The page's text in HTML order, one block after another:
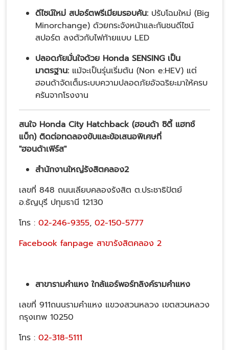
ดีไซน์ใหม่ สปอร์ตพรีเมียมรอบคัน: ปรับโฉมใหม่ (Big
Minorchange) ด้วยกระจังหน้าและกันชนดีไซน์
สปอร์ต ลงตัวกับไฟท้ายแบบ LED
ปลอดภัยมั่นใจด้วย Honda SENSING เป็น
มาตรฐาน: แม้จะเป็นรุ่นเริ่มต้น (Non e:HEV) แต่
ฮอนด้าจัดเต็มระบบความปลอดภัยอัจฉริยะมาให้ครบ
ครันจากโรงงาน
สนใจ Honda City Hatchback (ฮอนด้า ซิตี้ แฮทช์
แบ็ก)ติดต่อทดลองขับและข้อเสนอพิเศษที่
"ฮอนด้าเฟิร์ส"
สำนักงานใหญ่รังสิตคลอง2
เลขที่ 848 ถนนเลียบคลองรังสิต ต.ประชาธิปัตย์
อ.ธัญบุรี ปทุมธานี 12130
โทร : 02-246-9355, 02-150-5777
Facebook fanpage สาขารังสิตคลอง 2
สาขารามคำแหง ใกล้แอร์พอร์ทลิงค์รามคำแหง
เลขที่ 911ถนนรามคำแหง แขวงสวนหลวง เขตสวนหลวง
กรุงเทพ 10250
โทร : 02-318-5111